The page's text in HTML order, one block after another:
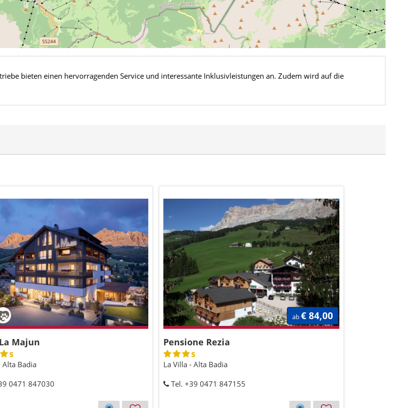
bieten einen hervorragenden Service und interessante Inklusivleistungen an. Zudem wird auf die
Majun
s
Alta Badia
0471 847030
Pensione Rezia
s
La Villa - Alta Badia
Tel. +39 0471 847155
ab€ 84,00